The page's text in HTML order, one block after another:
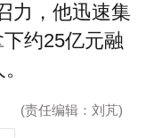
力，他迅速集
约25亿元融
(责任编辑：刘芃)